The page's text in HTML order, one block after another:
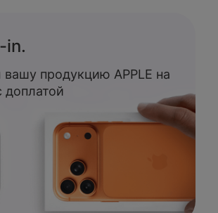
in.
продукцию APPLE на
доплатой